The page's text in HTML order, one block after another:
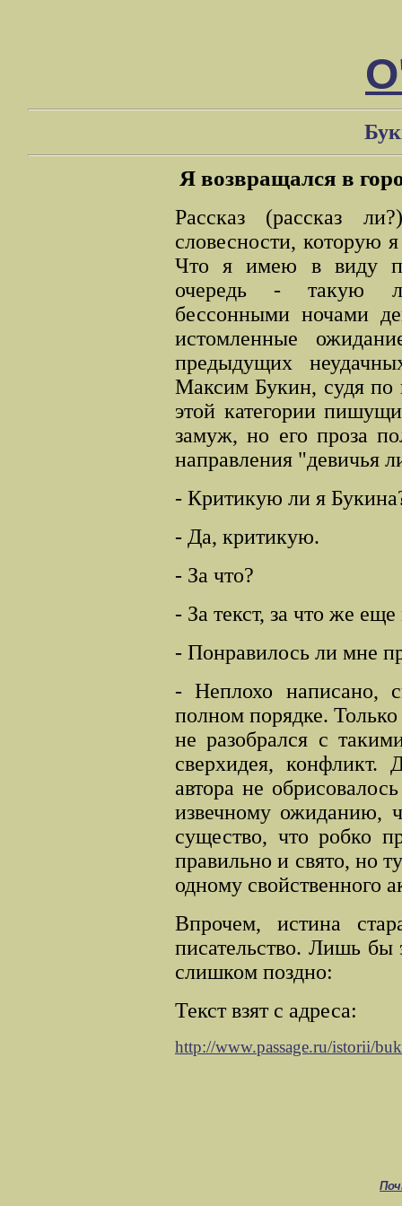
Я возвращался в
Рассказ (рассказ
словесности, которую
Что я имею в виду
очередь - такую
бессонными ночами
истомленные
предыдущих
Максим Букин, судя по
этой категории
замуж, но его проза
направления "девичья
- Критикую ли я
- Да, критикую.
- За что?
- За текст, за что же
- Понравилось ли мне
- Неплохо написано,
полном порядке.
не разобрался с
сверхидея,
автора не
извечному ожиданию,
существо, что робко
правильно и свято, но
одному свойственного
Впрочем, истина
писательство. Лишь бы
слишком поздно:
Текст взят с адреса:
http://www.passage.ru/istorii/